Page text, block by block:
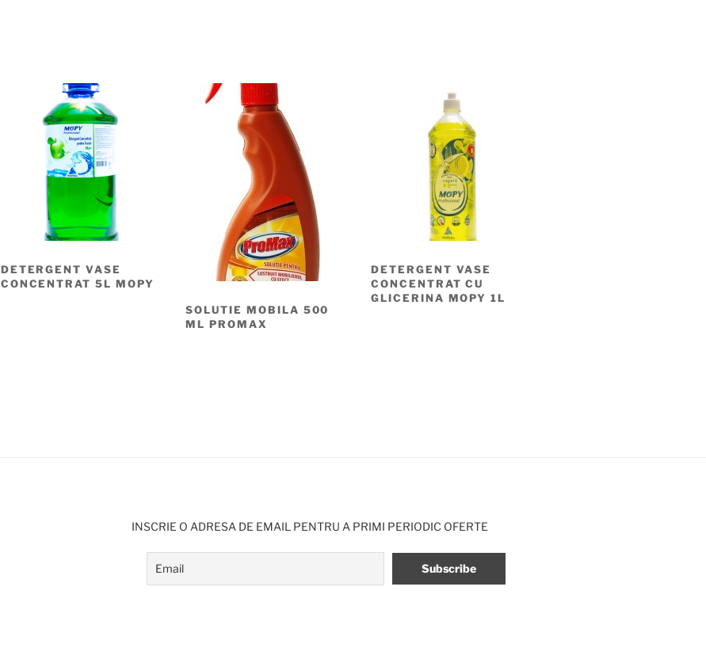
DETERGENT VASE
CONCENTRAT 5L MOPY
SOLUTIE MOBILA 500
ML PROMAX
DETERGENT VASE
CONCENTRAT CU
GLICERINA MOPY 1L
INSCRIE O ADRESA DE EMAIL PENTRU A PRIMI PERIODIC OFERTE